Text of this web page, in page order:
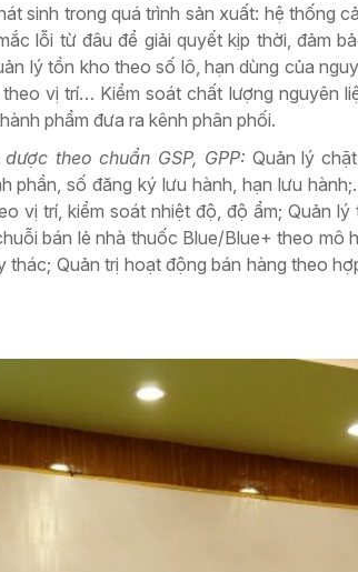
sinh trong quá trình sản xuất: hệ thống
lỗi từ đâu để giải quyết kịp thời, đảm
lý tồn kho theo số lô, hạn dùng của
vị trí… Kiểm soát chất lượng nguyên
phẩm đưa ra kênh phân phối.
theo chuẩn GSP, GPP: Quản lý
phần, số đăng ký lưu hành, hạn lưu
vị trí, kiểm soát nhiệt độ, độ ẩm; Quản
bán lẻ nhà thuốc Blue/Blue+ theo mô
thác; Quản trị hoạt động bán hàng theo